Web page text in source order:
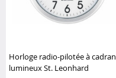
Horloge radio-pilotée à cadran
lumineux St. Leonhard